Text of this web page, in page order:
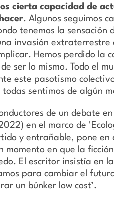
cierta capacidad de
. Algunos seguimos
tenemos la
invasión extraterrestre
Hemos perdido la
ser lo mismo. Todo el
este pasotismo
sentimos de algún
de un debate
en el marco de
y entrañable, pone en
en que la
El escritor insistía en
para cambiar el
un búnker low cost’.